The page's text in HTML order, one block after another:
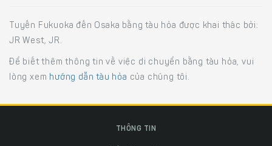
Tuyến Fukuoka đến Osaka bằng tàu hỏa được khai thác bởi:
JR West, JR.
Để biết thêm thông tin về việc di chuyển bằng tàu hỏa, vui
lòng xem hướng dẫn tàu hỏa của chúng tôi.
THÔNG TIN